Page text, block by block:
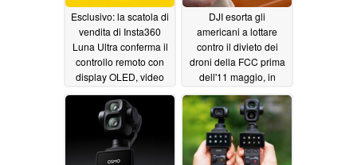
Esclusivo: la scatola di
vendita di Insta360
Luna Ultra conferma il
controllo remoto con
display OLED, video
05/09/2026
DJI esorta gli
americani a lottare
contro il divieto dei
droni della FCC prima
dell'11 maggio, in
lascia le industrie
critiche in "pericoloso
svantaggio" 05/09/2026